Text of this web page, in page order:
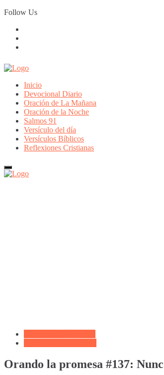
Skip
to
Follow Us
Inicio
Devocional Diario
Oración de La Mañana
Oración de la Noche
Salmos 91
Versículo del día
Versículos Bíblicos
Reflexiones Cristianas
Orando la promesa #137: